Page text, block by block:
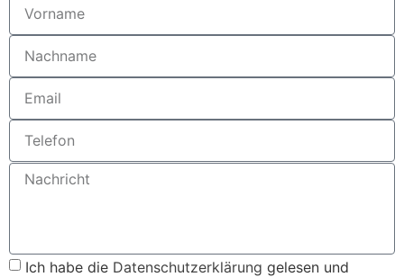
Ich habe die Datenschutzerklärung gelesen und